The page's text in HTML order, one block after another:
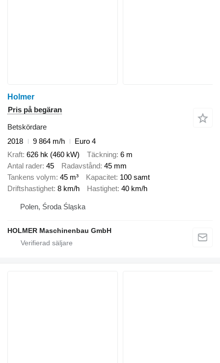
Holmer
Pris på begäran
Betskördare
2018
9 864 m/h
Euro 4
Kraft 626 hk (460 kW) Täckning 6 m
Antal rader 45 Radavstånd 45 mm
Tankens volym 45 m³ Kapacitet 100 samt
Driftshastighet 8 km/h Hastighet 40 km/h
Polen, Środa Śląska
HOLMER Maschinenbau GmbH